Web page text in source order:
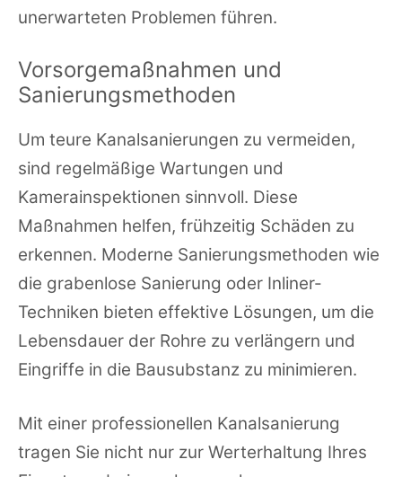
unerwarteten Problemen führen.
Vorsorgemaßnahmen und
Sanierungsmethoden
Um teure Kanalsanierungen zu vermeiden,
sind regelmäßige Wartungen und
Kamerainspektionen sinnvoll. Diese
Maßnahmen helfen, frühzeitig Schäden zu
erkennen. Moderne Sanierungsmethoden wie
die grabenlose Sanierung oder Inliner-
Techniken bieten effektive Lösungen, um die
Lebensdauer der Rohre zu verlängern und
Eingriffe in die Bausubstanz zu minimieren.
Mit einer professionellen Kanalsanierung
tragen Sie nicht nur zur Werterhaltung Ihres